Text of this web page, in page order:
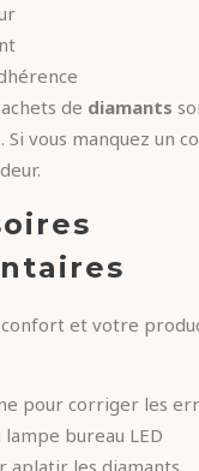
de diamants
vous manquez un
et votre
pour corriger les
bureau LED
aplatir les diamants